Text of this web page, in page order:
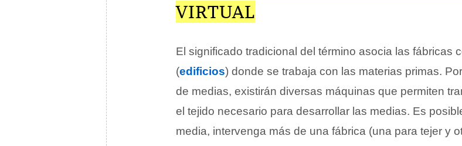
VIRTUAL
El significado tradicional del término asocia las fábricas
(edificios) donde se trabaja con las materias primas.
de medias, existirán diversas máquinas que permiten
el tejido necesario para desarrollar las medias. Es
media, intervenga más de una fábrica (una para tejer y